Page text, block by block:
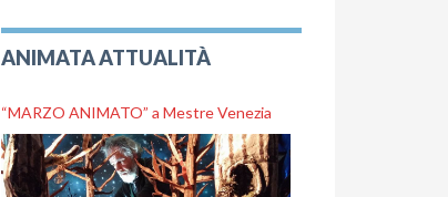
ANIMATA ATTUALITÀ
“MARZO ANIMATO” a Mestre Venezia